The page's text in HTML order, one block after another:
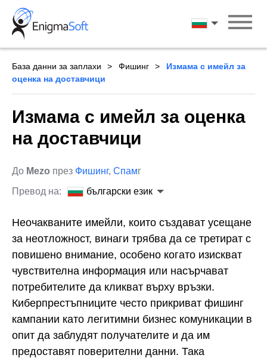
Skip
content
български
База данни за заплахи Фишинг
Измама с имейл за
оценка на доставчици
Измама с имейл за оценка
на доставчици
До Mezo през Фишинг, Спамг
Превод на:
български език
Неочакваните имейли, които създават усещане
за неотложност, винаги трябва да се третират с
повишено внимание, особено когато изискват
чувствителна информация или насърчават
потребителите да кликват върху връзки.
Киберпрестъпниците често прикриват фишинг
кампании като легитимни бизнес комуникации в
опит да заблудят получателите и да им
предоставят поверителни данни. Така